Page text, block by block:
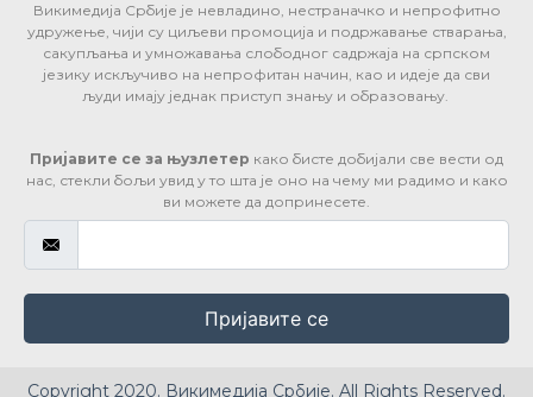
Викимедија Србије је невладино, нестраначко и непрофитно
удружење, чији су циљеви промоција и подржавање стварања,
сакупљања и умножавања слободног садржаја на српском
језику искључиво на непрофитан начин, као и идеје да сви
људи имају једнак приступ знању и образовању.
Пријавите се за њузлетер како бисте добијали све вести од
нас, стекли бољи увид у то шта је оно на чему ми радимо и како
ви можете да допринесете.
Пријавите се
Copyright 2020. Викимедија Србије. All Rights Reserved.